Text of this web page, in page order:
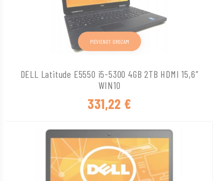
DELL Latitude E5550 i5-5300 4GB 2TB HDMI 15,6″
WIN10
331,22 €
PIEVIENOT GROZAM